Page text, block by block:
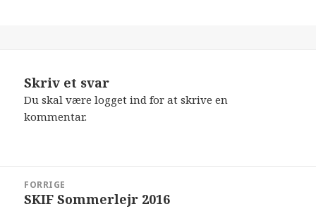
Skriv et svar
Du skal værelogget ind for at skrive en
kommentar.
FORRIGE
Forrige
SKIF Sommerlejr 2016